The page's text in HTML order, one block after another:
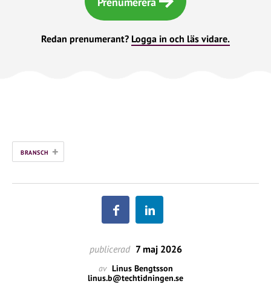
Redan prenumerant? Logga in och läs vidare.
BRANSCH +
publicerad 7 maj 2026
av Linus Bengtsson
linus.b@techtidningen.se